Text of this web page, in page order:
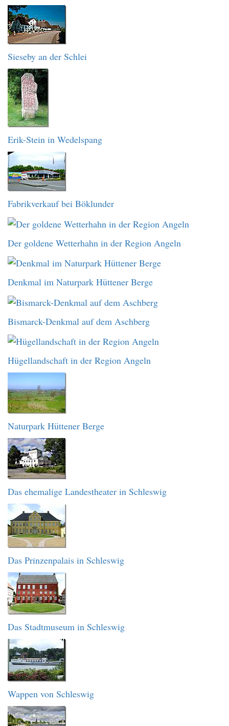
Sieseby an der Schlei
Erik-Stein in Wedelspang
Fabrikverkauf bei Böklunder
Der goldene Wetterhahn in der Region Angeln
Denkmal im Naturpark Hüttener Berge
Bismarck-Denkmal auf dem Aschberg
Hügellandschaft in der Region Angeln
Naturpark Hüttener Berge
Das ehemalige Landestheater in Schleswig
Das Prinzenpalais in Schleswig
Das Stadtmuseum in Schleswig
Wappen von Schleswig